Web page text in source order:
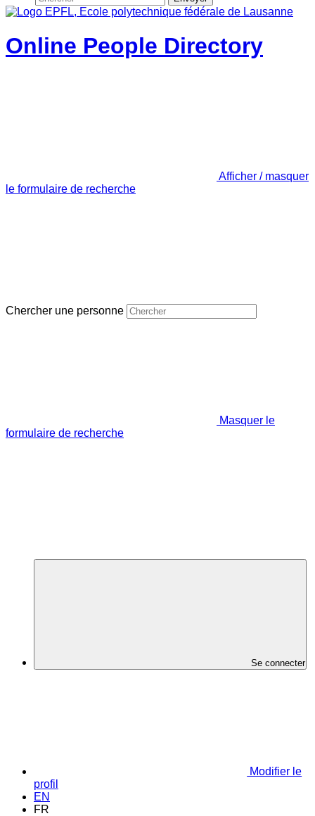
Online People Directory
Afficher / masquer
le formulaire de recherche
Chercher une personne
Masquer le
formulaire de recherche
Se connecter
Modifier le
profil
EN
FR